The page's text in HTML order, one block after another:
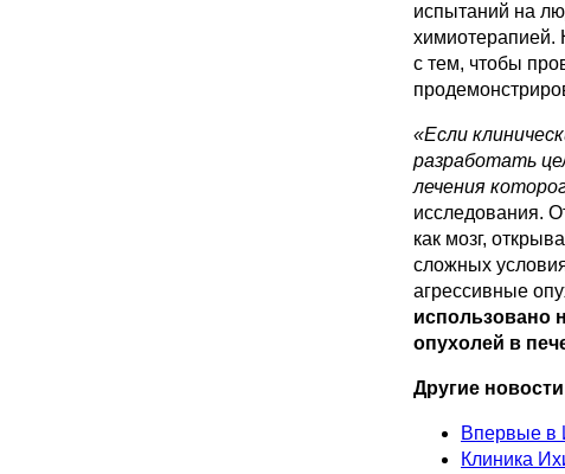
испытаний на
химиотерапией.
с тем, чтобы
«Если
разработать
лечения
исследования.
как мозг,
сложных
агрессивные
использовано
опухолей в
Другие
Впервые в
Клиника